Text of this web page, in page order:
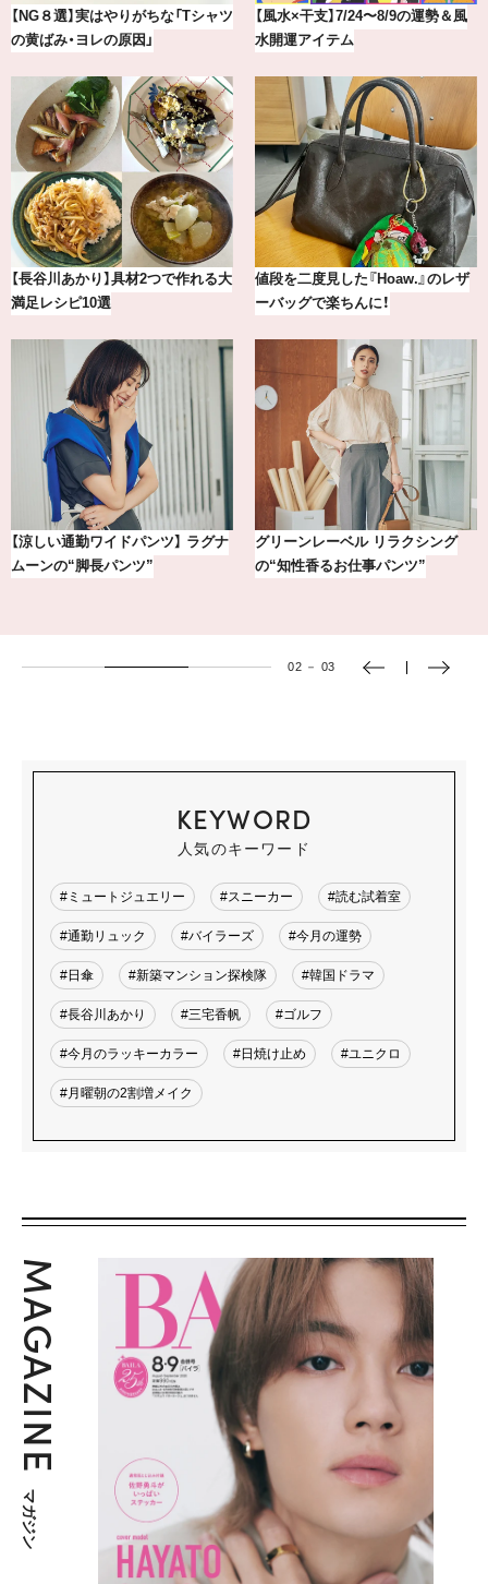
最新版！東京都内のおしゃれな朝活
カフェ＆モーニング9選
気分が上がる「フルラ」のアイウェ
アを「眼鏡市場」で探して。
【2026年8月】鏡リュウジの12星座
別占い
【BAILA×OMO】ウオズミアミ描き
下ろし！金沢の旅リスト
【銀座かねまつ】おしゃれ＆快適な
黒スニーカー4選
冷凍宅配食【nosh-ナッシュ】で叶
える、がんばる私の「がん…
02 － 03
KEYWORD
人気のキーワード
#ミュートジュエリー #スニーカー #読む試着室
#通勤リュック #バイラーズ #今月の運勢
#日傘 #新築マンション探検隊 #韓国ドラマ
#長谷川あかり #三宅香帆 #ゴルフ
#今月のラッキーカラー #日焼け止め #ユニクロ
#月曜朝の2割増メイク
MAGAZINE
マガジン